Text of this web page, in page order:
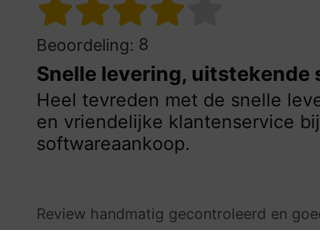
Beoordeling: 8
Snelle levering, uitstekende
Heel tevreden met de snelle
en vriendelijke klantenservice
softwareaankoop.
Review handmatig gecontroleerd en